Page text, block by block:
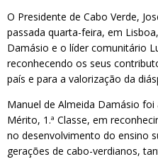
O Presidente de Cabo Verde,
passada quarta-feira, em
Damásio e o líder comunitário
reconhecendo os seus
país e para a valorização da
Manuel de Almeida Damásio
Mérito, 1.ª Classe, em
no desenvolvimento do ensino
gerações de cabo-verdianos,